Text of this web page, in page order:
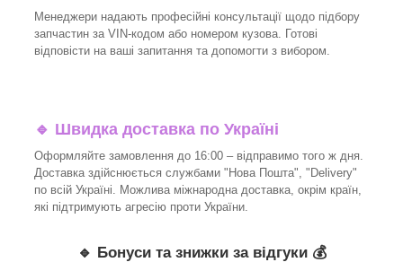
Менеджери надають професійні консультації щодо підбору
запчастин за VIN-кодом або номером кузова. Готові
відповісти на ваші запитання та допомогти з вибором.
🔹 Швидка доставка по Україні
Оформляйте замовлення до 16:00 – відправимо того ж дня.
Доставка здійснюється службами "Нова Пошта", "Delivery"
по всій Україні. Можлива міжнародна доставка, окрім країн,
які підтримують агресію проти України.
🔹 Бонуси та знижки за відгуки 💰